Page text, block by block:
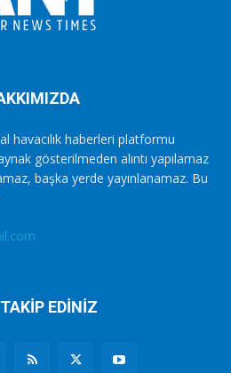
havacılık haberleri platformu
gösterilmeden alıntı yapılamaz
başka yerde yayınlanamaz. Bu
EDİNİZ